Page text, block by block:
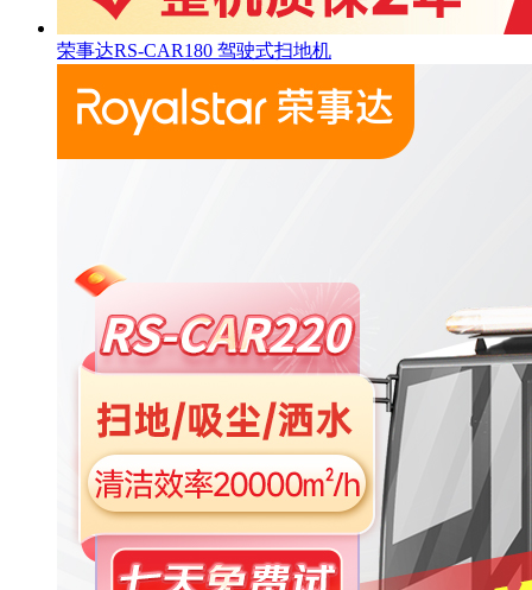
荣事达RS-CAR180 驾驶式扫地机